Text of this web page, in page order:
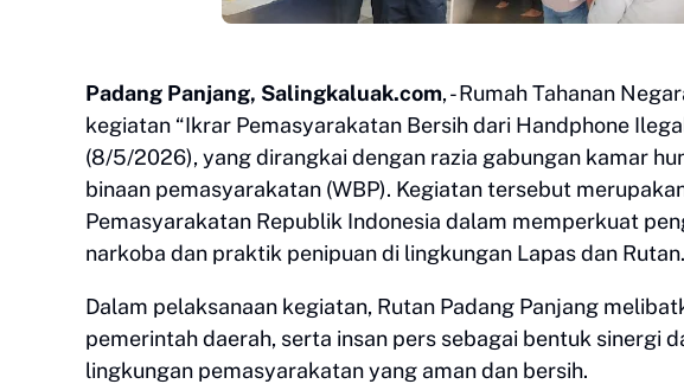
Padang Panjang, Salingkaluak.com, - Rumah Tahanan
kegiatan “Ikrar Pemasyarakatan Bersih dari Handphone
(8/5/2026), yang dirangkai dengan razia gabungan kamar
binaan pemasyarakatan (WBP). Kegiatan tersebut
Pemasyarakatan Republik Indonesia dalam memperkuat
narkoba dan praktik penipuan di lingkungan Lapas dan Rutan.
Dalam pelaksanaan kegiatan, Rutan Padang Panjang
pemerintah daerah, serta insan pers sebagai bentuk sinergi
lingkungan pemasyarakatan yang aman dan bersih.